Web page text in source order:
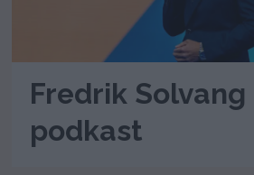
Fredrik
podkast